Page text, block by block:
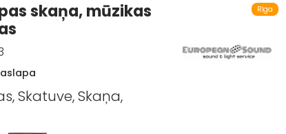
Rīga
skaņa, mūzikas
Skatuve, Skaņa,